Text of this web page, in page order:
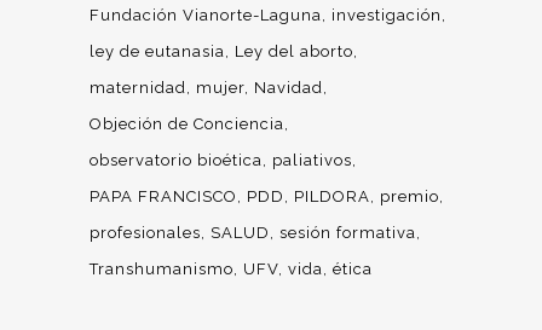
Fundación Vianorte-Laguna
investigación
ley de eutanasia
Ley del aborto
maternidad
mujer Navidad
Objeción de Conciencia
observatorio bioética
paliativos
PAPA FRANCISCO
PDD PILDORA
premio
profesionales
SALUD
sesión formativa
Transhumanismo
UFV vida ética